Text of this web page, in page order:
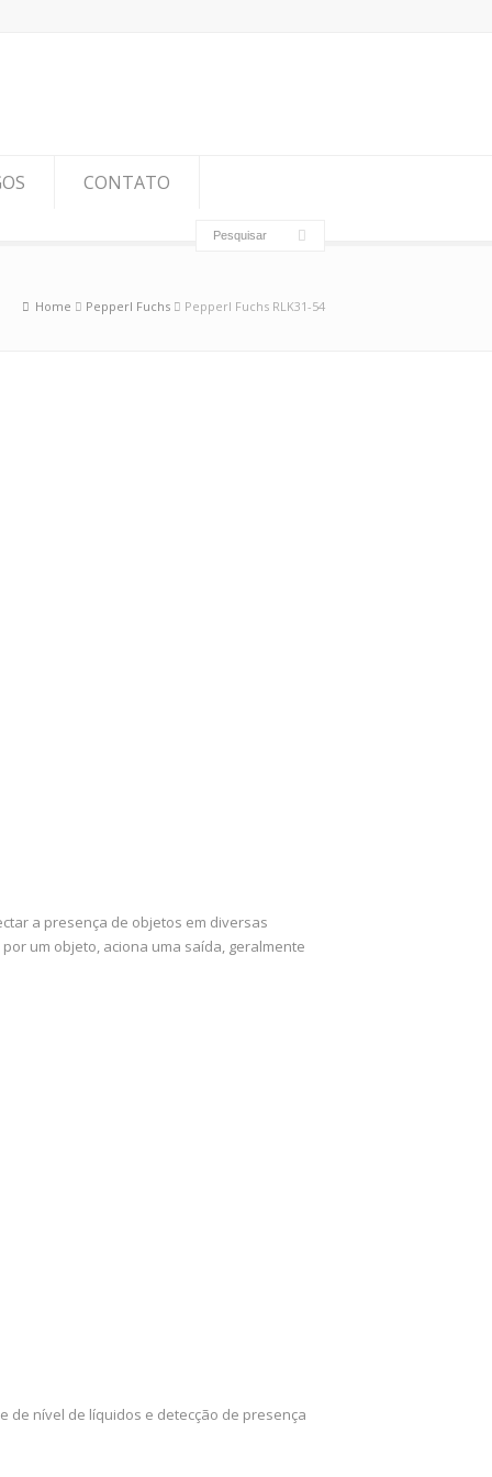
CONTATO
Home Pepperl Fuchs Pepperl Fuchs RLK31-54
a presença de objetos em diversas
um objeto, aciona uma saída, geralmente
de nível de líquidos e detecção de presença